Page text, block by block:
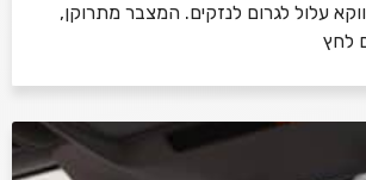
עלול לגרום לנזקים. המצבר מתרוקן,
לחץ